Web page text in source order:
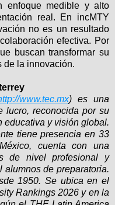
enfoque medible y alto
real. En incMTY
no es un resultado
efectiva. Por
buscan transformar su
de la innovación.
www.tec.mx) es una
lucro, reconocida por su
educativa y visión global.
tiene presencia en 33
cuenta con una
de nivel profesional y
alumnos de preparatoria.
1950. Se ubica en el
Rankings 2026 y en la